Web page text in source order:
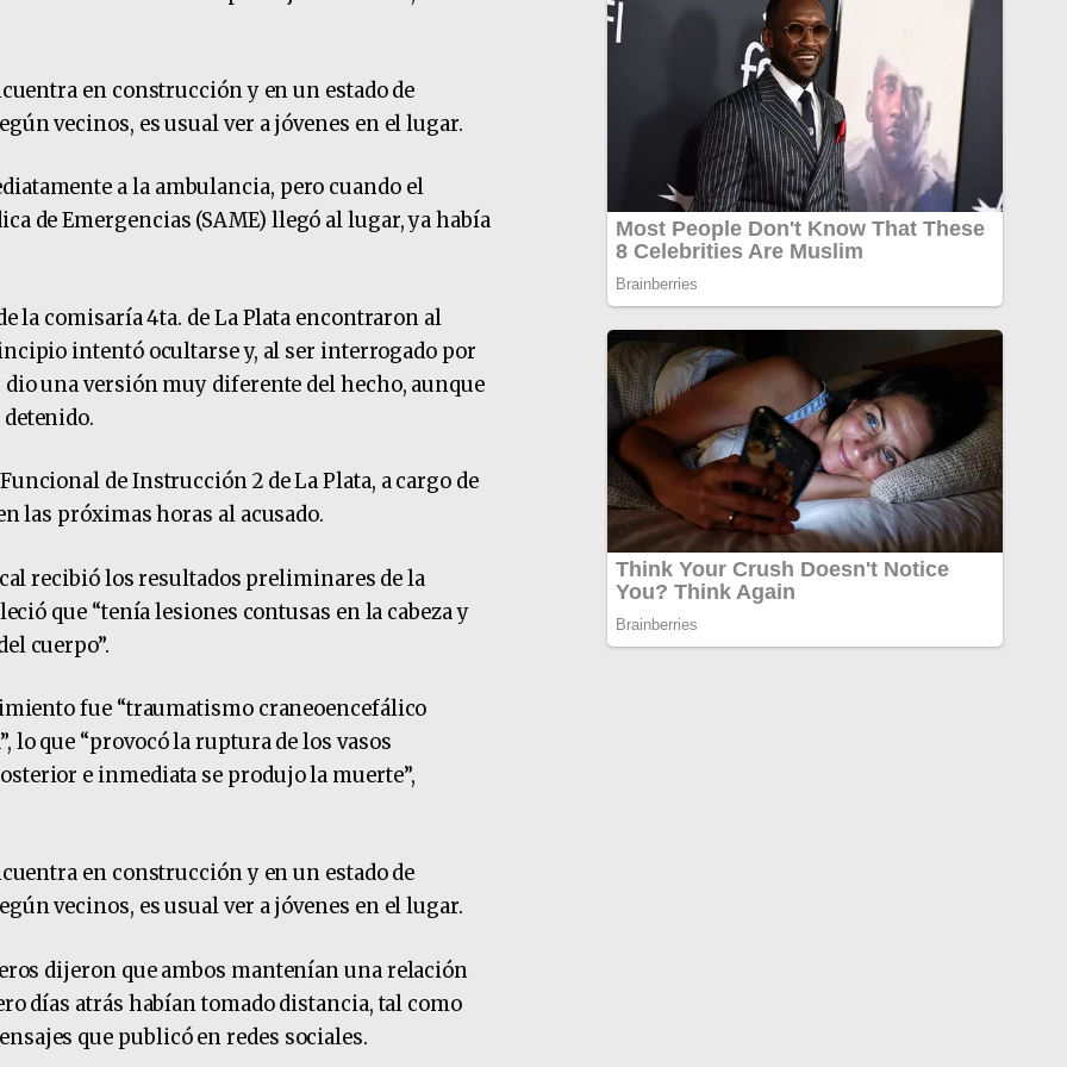
en construcción y en un estado de
vecinos, es usual ver a jóvenes en el lugar.
a la ambulancia, pero cuando el
de Emergencias (SAME) llegó al lugar, ya había
la comisaría 4ta. de La Plata encontraron al
intentó ocultarse y, al ser interrogado por
una versión muy diferente del hecho, aunque
de Instrucción 2 de La Plata, a cargo de
las próximas horas al acusado.
recibió los resultados preliminares de la
que “tenía lesiones contusas en la cabeza y
cuerpo”.
fue “traumatismo craneoencefálico
lo que “provocó la ruptura de los vasos
e inmediata se produjo la muerte”,
en construcción y en un estado de
vecinos, es usual ver a jóvenes en el lugar.
dijeron que ambos mantenían una relación
días atrás habían tomado distancia, tal como
que publicó en redes sociales.